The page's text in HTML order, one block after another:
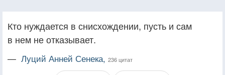
Кто нуждается в снисхождении, пусть и сам
в нем не отказывает.
— Луций Анней Сенека, 236 цитат